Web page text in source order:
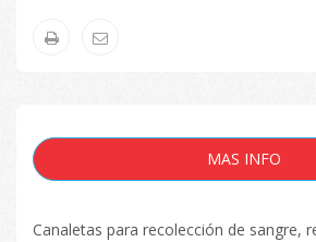
MAS INFO
Canaletas para recolección de sangre,